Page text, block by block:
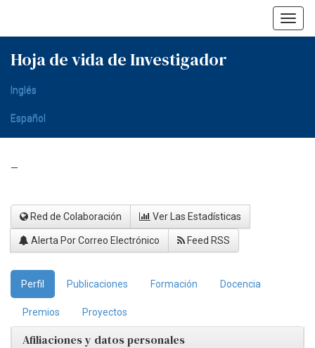
Hoja de vida de Investigador
Inglés
Español
-
Red de Colaboración Ver Las Estadísticas
Alerta Por Correo Electrónico Feed RSS
Perfil Publicaciones Formación Docencia
Premios Proyectos
Afiliaciones y datos personales